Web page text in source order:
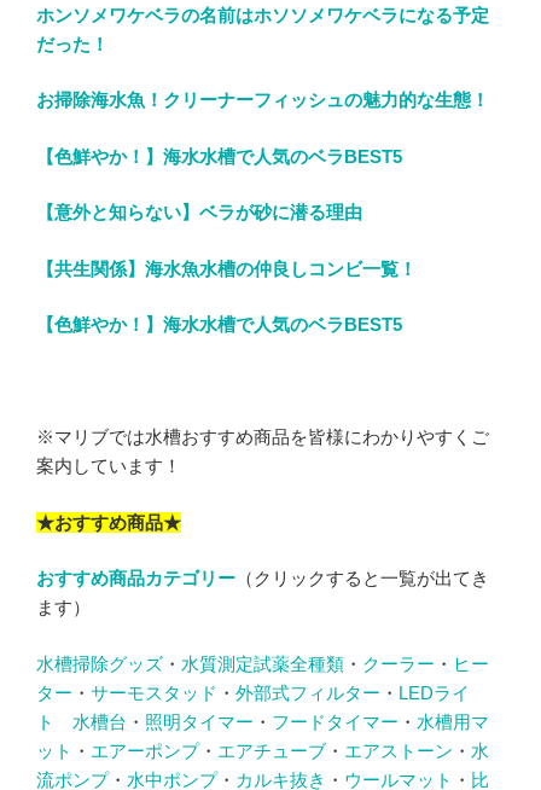
ホンソメワケベラの名前はホソソメワケベラになる予定
だった！
お掃除海水魚！クリーナーフィッシュの魅力的な生態！
【色鮮やか！】海水水槽で人気のベラBEST5
【意外と知らない】ベラが砂に潜る理由
【共生関係】海水魚水槽の仲良しコンビ一覧！
【色鮮やか！】海水水槽で人気のベラBEST5
※マリブでは水槽おすすめ商品を皆様にわかりやすくご
案内しています！
★おすすめ商品★
おすすめ商品カテゴリー （クリックすると一覧が出てき
ます）
水槽掃除グッズ ・ 水質測定試薬全種類 ・ クーラー ・ ヒー
ター ・ サーモスタッド ・ 外部式フィルター ・ LEDライ
ト
水槽台 ・ 照明タイマー ・ フードタイマー ・ 水槽用マ
ット ・ エアーポンプ・ エアチューブ ・ エアストーン ・ 水
流ポンプ・ 水中ポンプ・ カルキ抜き ・ ウールマット ・ 比